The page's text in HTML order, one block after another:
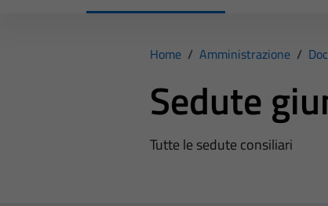
Home / Amministrazione /
Sedute
Tutte le sedute consiliari